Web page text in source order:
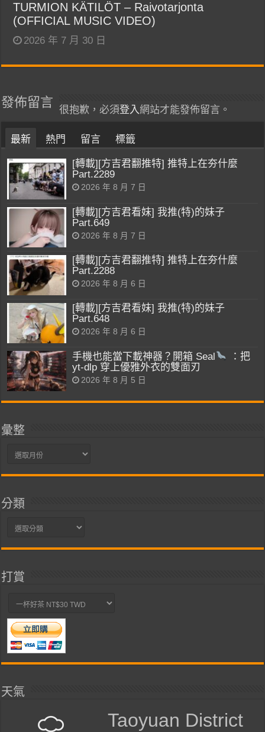
TURMION KÄTILÖT – Raivotarjonta
(OFFICIAL MUSIC VIDEO)
2026 年 7 月 30 日
發佈留言
很抱歉，必須登入網站才能發佈留言。
最新 熱門 留言 標籤
[轉載][方吉君翻推特] 推特上在夯什麼
Part.2289
2026 年 8 月 7 日
[轉載][方吉君看妹] 我推(特)的妹子
Part.649
2026 年 8 月 7 日
[轉載][方吉君翻推特] 推特上在夯什麼
Part.2288
2026 年 8 月 6 日
[轉載][方吉君看妹] 我推(特)的妹子
Part.648
2026 年 8 月 6 日
手機也能當下載神器？開箱 Seal
：把
yt-dlp 穿上優雅外衣的雙面刃
2026 年 8 月 5 日
彙整
彙
分類
分
打賞
天氣
Taoyuan District